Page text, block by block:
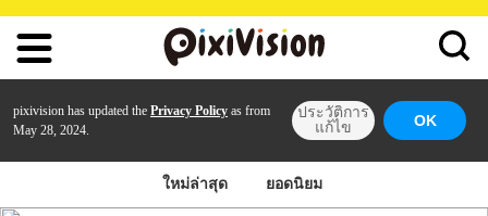
pixivision has updated the Privacy Policy as from
May 28, 2024.
ประวัติการ
แก้ไข
OK
ใหม่ล่าสุด ยอดนิยม